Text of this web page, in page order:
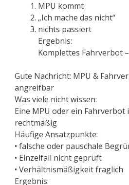
MPU kommt
„Ich mache das nicht“
nichts passiert
Ergebnis:
Komplettes Fahrverbot
Gute Nachricht: MPU &
angreifbar
Was viele nicht wissen:
Eine MPU oder ein
rechtmäßig
Häufige Ansatzpunkte:
• falsche oder pauschale
• Einzelfall nicht geprüft
• Verhältnismäßigkeit fraglich
Ergebnis: